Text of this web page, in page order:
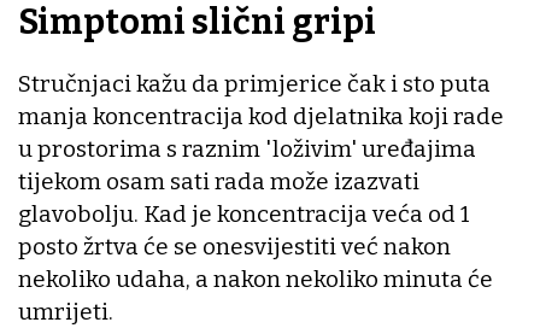
Simptomi slični gripi
Stručnjaci kažu da primjerice čak i sto puta
manja koncentracija kod djelatnika koji rade
u prostorima s raznim 'loživim' uređajima
tijekom osam sati rada može izazvati
glavobolju. Kad je koncentracija veća od 1
posto žrtva će se onesvijestiti već nakon
nekoliko udaha, a nakon nekoliko minuta će
umrijeti.